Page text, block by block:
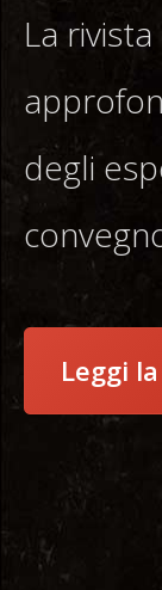
La
degli
Leggi